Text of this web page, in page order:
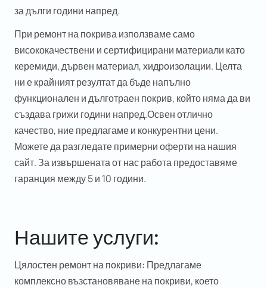
за дълги години напред.
При ремонт на покрива използваме само
висококачествени и сертифицирани материали като
керемиди, дървен материал, хидроизолации. Целта
ни е крайният резултат да бъде напълно
функционален и дълготраен покрив, който няма да ви
създава грижи години напред.Освен отлично
качество, ние предлагаме и конкурентни цени.
Можете да разгледате примерни оферти на нашия
сайт. За извършената от нас работа предоставяме
гаранция между 5 и 10 години.
Нашите услуги:
Цялостен ремонт на покриви: Предлагаме
комплексно възстановяване на покриви, което